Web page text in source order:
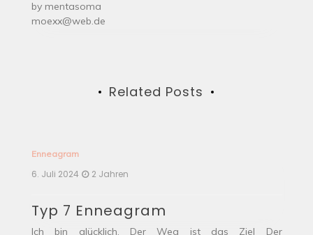
by mentasoma
moexx@web.de
Related Posts
Enneagram
6. Juli 2024 2 Jahren
Typ 7 Enneagram
Ich bin glücklich. Der Weg ist das Ziel Der